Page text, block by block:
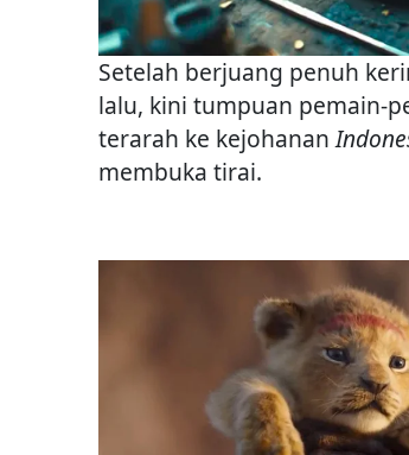
Setelah berjuang penuh
lalu, kini tumpuan pemain-
terarah ke kejohanan
membuka tirai.